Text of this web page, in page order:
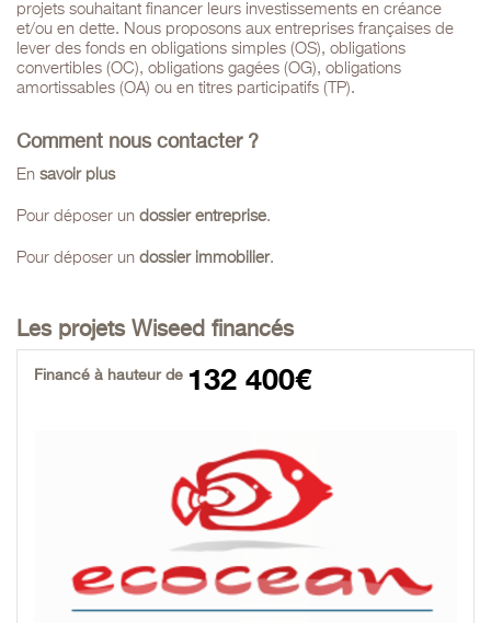
projets souhaitant financer leurs investissements en créance
et/ou en dette. Nous proposons aux entreprises françaises de
lever des fonds en obligations simples (OS), obligations
convertibles (OC), obligations gagées (OG), obligations
amortissables (OA) ou en titres participatifs (TP).
Comment nous contacter ?
En savoir plus
Pour déposer un dossier entreprise.
Pour déposer un dossier immobilier.
Les projets Wiseed financés
Financé à hauteur de 132 400€